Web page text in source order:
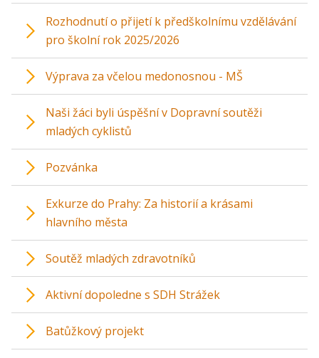
Rozhodnutí o přijetí k předškolnímu vzdělávání
pro školní rok 2025/2026
Výprava za včelou medonosnou - MŠ
Naši žáci byli úspěšní v Dopravní soutěži
mladých cyklistů
Pozvánka
Exkurze do Prahy: Za historií a krásami
hlavního města
Soutěž mladých zdravotníků
Aktivní dopoledne s SDH Strážek
Batůžkový projekt